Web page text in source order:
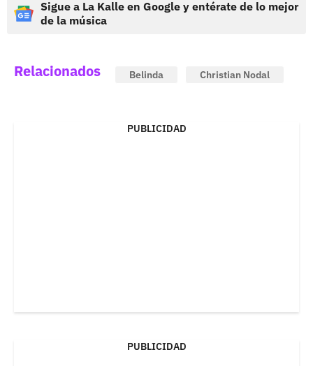
Sigue a La Kalle en Google y entérate de lo mejor
de la música
Relacionados Belinda Christian Nodal
PUBLICIDAD
PUBLICIDAD